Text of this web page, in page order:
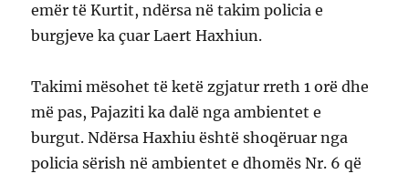
emër të Kurtit, ndërsa në takim policia e
burgjeve ka çuar Laert Haxhiun.
Takimi mësohet të ketë zgjatur rreth 1 orë dhe
më pas, Pajaziti ka dalë nga ambientet e
burgut. Ndërsa Haxhiu është shoqëruar nga
policia sërish në ambientet e dhomës Nr. 6 që